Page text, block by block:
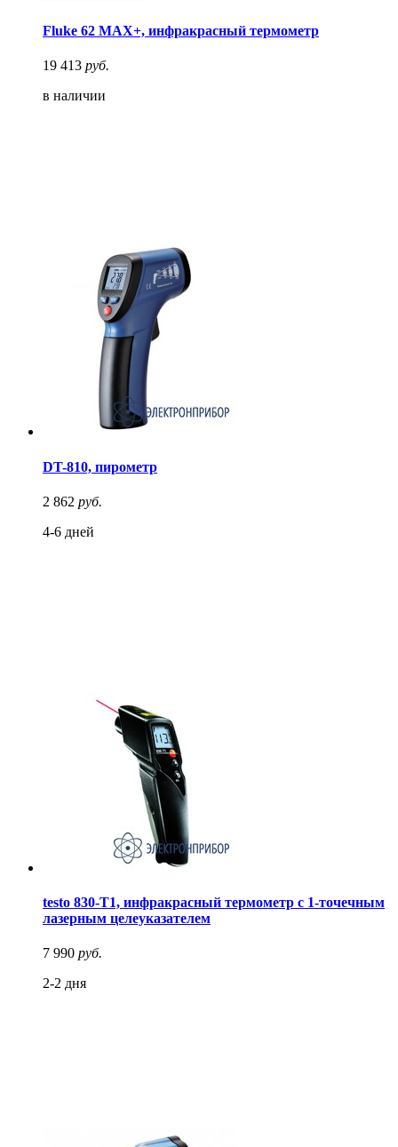
Fluke 62 MAX+, инфракрасный термометр
19 413 руб.
в наличии
DT-810, пирометр
2 862 руб.
4-6 дней
testo 830-T1, инфракрасный термометр с 1-точечным
лазерным целеуказателем
7 990 руб.
2-2 дня